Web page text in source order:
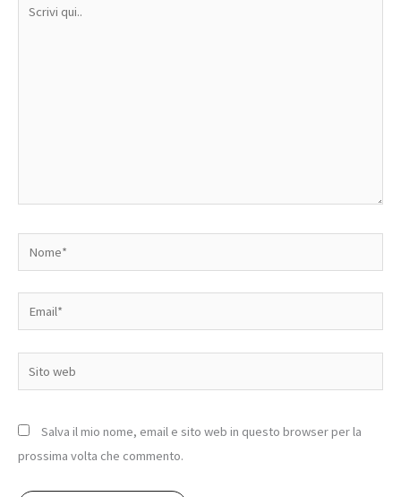
Sito
web
Salva il mio nome, email e sito web in questo browser per la
prossima volta che commento.